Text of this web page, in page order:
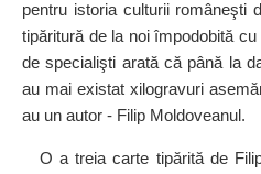
pentru istoria culturii româneşti
tipăritură de la noi împodobită
de specialişti arată că până la
au mai existat xilogravuri
au un autor - Filip Moldoveanul.
O a treia carte tipărită de